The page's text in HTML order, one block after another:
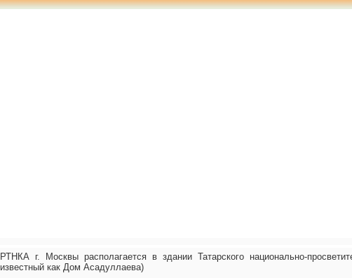
РТНКА г. Москвы раcполагается в здании Татарского национально-
известный как Дом Асадуллаева)